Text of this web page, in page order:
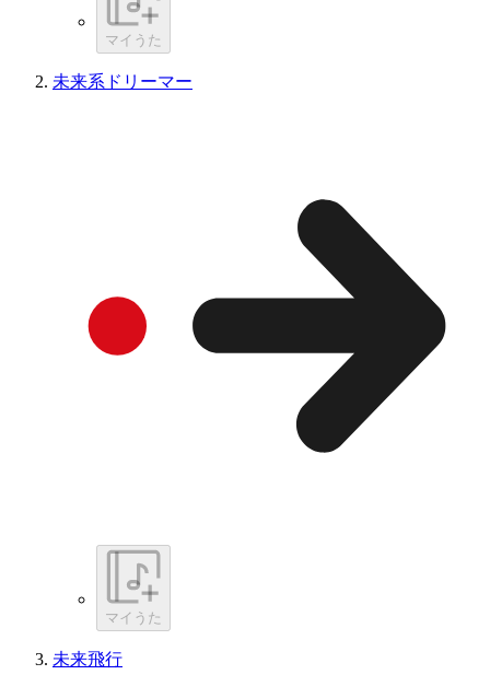
マイうた
未来系ドリーマー
マイうた
未来飛行